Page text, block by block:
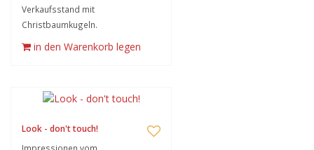
Verkaufsstand mit
Christbaumkugeln.
in den Warenkorb legen
Look - don't touch!